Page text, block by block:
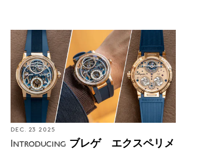
DEC. 23 2025
Introducing ブレゲ エクスペリメ